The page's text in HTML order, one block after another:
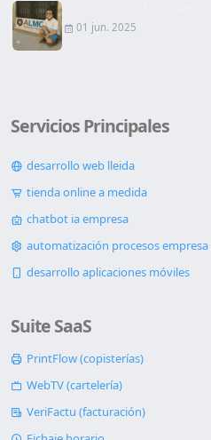
01 jun. 2025
Servicios Principales
desarrollo web lleida
tienda online a medida
chatbot ia empresa
automatización procesos empresa
desarrollo aplicaciones móviles
Suite SaaS
PrintFlow (copisterías)
WebTV (cartelería)
VeriFactu (facturación)